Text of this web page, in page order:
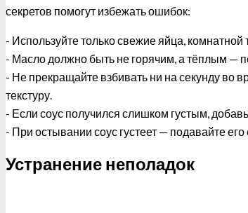
секретов помогут избежать ошибок:
- Используйте только свежие яйца,
- Масло должно быть не горячим, а тёплым —
- Не прекращайте взбивать ни на секунду во
текстуру.
- Если соус получился слишком густым,
- При остывании соус густеет — подавайте
Устранение неполадок